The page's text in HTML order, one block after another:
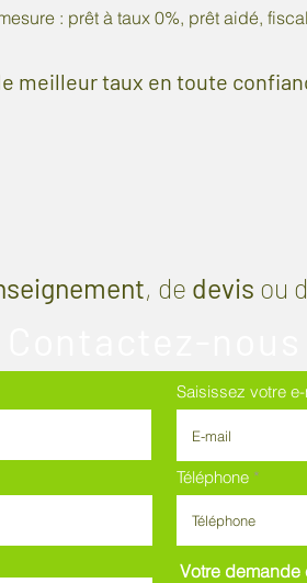
: prêt à taux 0%, prêt aidé,
le meilleur taux en toute
, de devis ou
Saisissez votre
Téléphone
Votre demande